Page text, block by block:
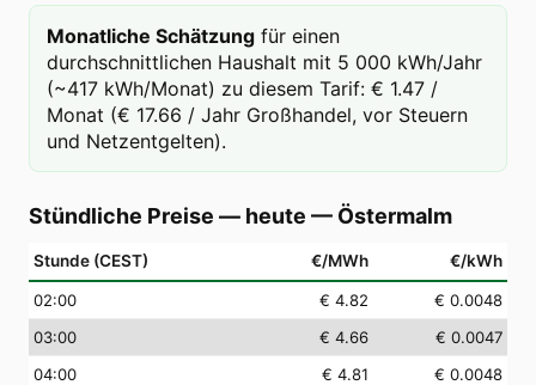
Monatliche Schätzung für einen
durchschnittlichen Haushalt mit 5 000 kWh/Jahr
(~417 kWh/Monat) zu diesem Tarif: € 1.47 /
Monat (€ 17.66 / Jahr Großhandel, vor Steuern
und Netzentgelten).
Stündliche Preise — heute — Östermalm
Stunde (CEST) €/MWh €/kWh
02:00 € 4.82
€ 0.0048
03:00 € 4.66
€ 0.0047
04:00 € 4.81
€ 0.0048